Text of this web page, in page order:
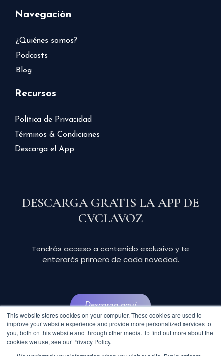
This website stores cookies on your computer. These cookies are used to
improve your website experience and provide more personalized services to
you, both on this website and through other media. To find out more about the
cookies we use, see our Privacy Policy.
Navegación
¿Quiénes somos?
Podcasts
Blog
Recursos
Política de Privacidad
Términos & Condiciones
Descarga el App
DESCARGA GRATIS LA APP DE
CVCLAVOZ
Tendrás acceso a contenido exclusivo y te
enterarás primero de cada novedad.
Descarga aquí